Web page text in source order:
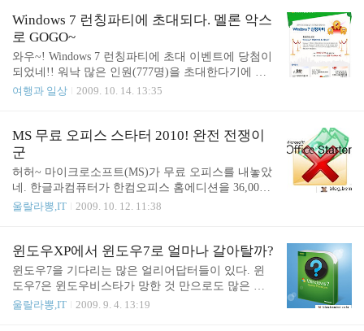
탐색기에 들어온 N드라이브의 장점 및 특징 - 웹서비
스 N드라이브가 실제 윈도우탐색기의 N드라이브로
연결이 된다...
서인지 Windows7 판매와 동시에 할인 판매 등 여러
가지 행사 소식이 들린다. 대학생을 대상으로 하는
할인판매를 시작한다. 가격은 49.95달러이며 국내에
서는39,900원이라는 꽤 저렴한 가격으로 판매한다.
구매 신청 화면에서 대학생 이메일, 즉 ac.kr 등의 메
일을 입력하면 자신의 메일로 구매할 수 있는 메일이
하여 멜론악스에서 Windows7 런칭파티를 한다. 참석
하..
Windows 7 런칭파티에 초대되다. 멜론 악스
로 GOGO~
와우~! Windows 7 런칭파티에 초대 이벤트에 당첨이
되었네!! 워낙 많은 인원(777명)을 초대한다기에 은
근 기대는 하고 있었지만 정말 당첨이 될 줄이야!! 블
품, 이번 Windows 7 초대 등등, 생각지도 않게 받게
되는 선물이 블로그 운영에 큰 활력소가 된다. 이번
Windows 7 런칭 파티는 Windows 7 Ultimate Version
까지 준다고 하니 더욱 좋고... 또한, 기대되는 것은
처음으로 블로거 들이 모이는 곳에 참석을 하게 되었
다는 것이다. 블로그를 하면서 많은 도움을 받았던
을 직접 뵐 수 있다는 것이 설레인다. 반갑게 인사..
여행과 일상 2009. 10. 14. 13:35
MS 무료 오피스 스타터 2010! 완전 전쟁이
군
허허~ 마이크로소프트(MS)가 무료 오피스를 내놓았
네. 한글과컴퓨터가 한컴오피스 홈에디션을 36,000
원에 판매를 시작한 지난 10월 9일, MS는 한컴의 홈
왜 국내 언론에서는 보도가 되지 않는 걸까?) 무료 오
피스 패키지 MS오피스 스타터 2010 은 기존 오피스
패키지의 모든 프로그램이 포함된 것은 아니다. MS
오피스 스타터 2010의 제공 범위 - 포함되는 프로그
램 : 워드 2010, 엑셀 2010 - 무료 이용 대상 : 가정이
울랄라뽕,IT 2009. 10. 12. 11:38
윈도우XP에서 윈도우7로 얼마나 갈아탈까?
윈도우7을 기다리는 많은 얼리어답터들이 있다. 윈
도우7은 윈도우비스타가 망한 것 만으로도 많은 관
심을 끈다. 마이크로소프트의 OS는 징검다리(한번
울랄라뽕,IT 2009. 9. 4. 13:19